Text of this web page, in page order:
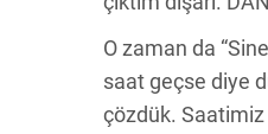
O zaman da
saat geçse diye
çözdük. Saatimiz